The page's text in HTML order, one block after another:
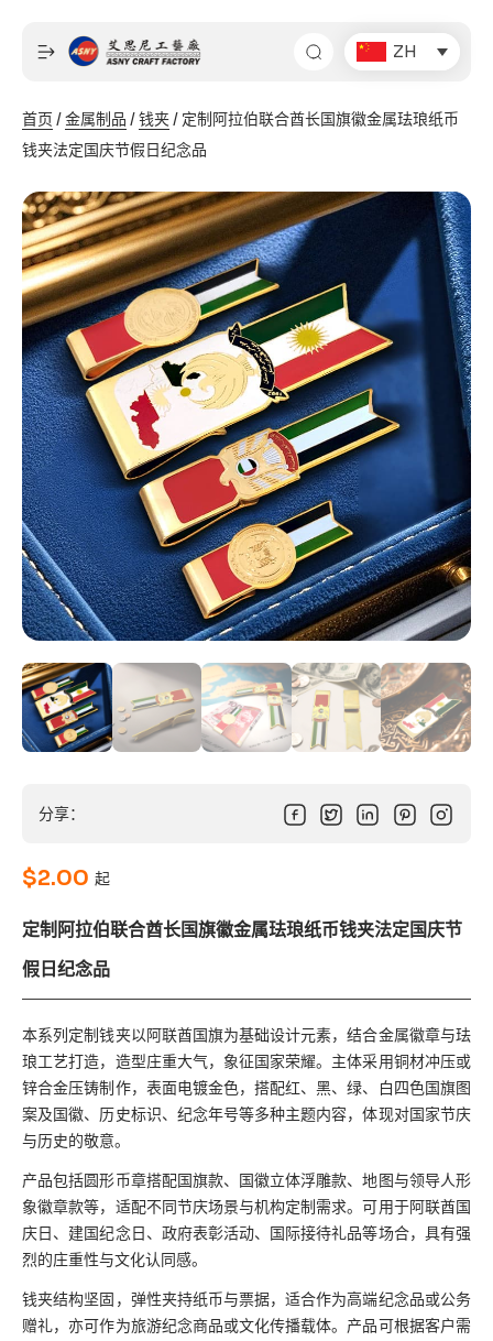
ZH
首页 /金属制品 /钱夹/ 定制阿拉伯联合酋长国旗徽金属珐琅纸币
钱夹法定国庆节假日纪念品
分享：
$2.00 起
定制阿拉伯联合酋长国旗徽金属珐琅纸币钱夹法定国庆节
假日纪念品
本系列定制钱夹以阿联酋国旗为基础设计元素，结合金属徽章与珐
琅工艺打造，造型庄重大气，象征国家荣耀。主体采用铜材冲压或
锌合金压铸制作，表面电镀金色，搭配红、黑、绿、白四色国旗图
案及国徽、历史标识、纪念年号等多种主题内容，体现对国家节庆
与历史的敬意。
产品包括圆形币章搭配国旗款、国徽立体浮雕款、地图与领导人形
象徽章款等，适配不同节庆场景与机构定制需求。可用于阿联酋国
庆日、建国纪念日、政府表彰活动、国际接待礼品等场合，具有强
烈的庄重性与文化认同感。
钱夹结构坚固，弹性夹持纸币与票据，适合作为高端纪念品或公务
赠礼，亦可作为旅游纪念商品或文化传播载体。产品可根据客户需